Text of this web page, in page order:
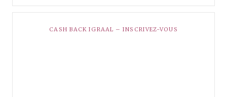
CASH BACK IGRAAL – INSCRIVEZ-VOUS